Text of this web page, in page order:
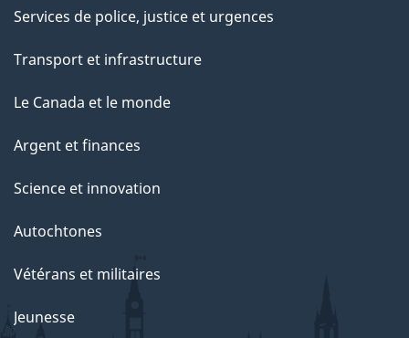
Services de police, justice et urgences
Transport et infrastructure
Le Canada et le monde
Argent et finances
Science et innovation
Autochtones
Vétérans et militaires
Jeunesse